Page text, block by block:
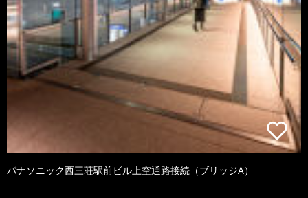
パナソニック西三荘駅前ビル上空通路接続（ブリッジA）